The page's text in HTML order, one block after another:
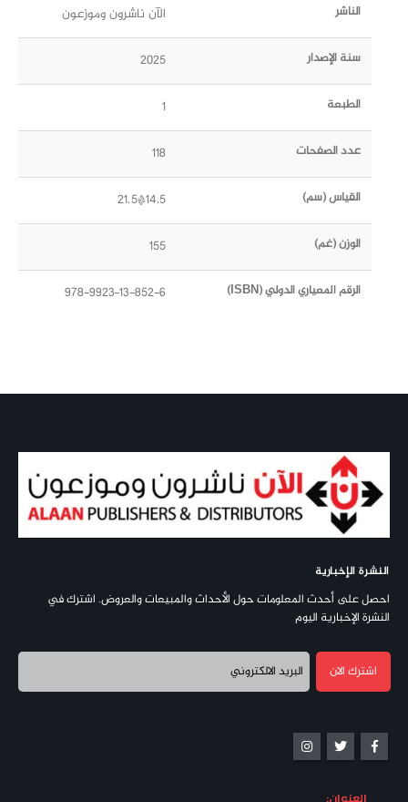
الناشر الآن ناشرون وموزعون
سنة الإصدار 2025
الطبعة 1
عدد الصفحات 118
القياس (سم) 14.5*21.5
الوزن (غم) 155
الرقم المعياري الدولي (ISBN) 978-9923-13-852-6
النشرة الإخبارية
احصل على أحدث المعلومات حول الأحداث والمبيعات والعروض. اشترك في
النشرة الإخبارية اليوم